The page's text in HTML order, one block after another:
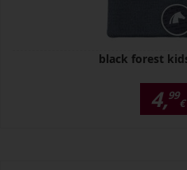
black forest
4,99
€